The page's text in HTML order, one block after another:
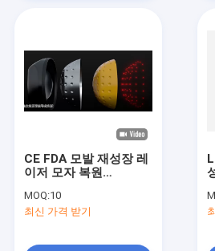
CE FDA 모발 재성장 레
이저 모자 복원
MOQ:10
최신 가격 받기